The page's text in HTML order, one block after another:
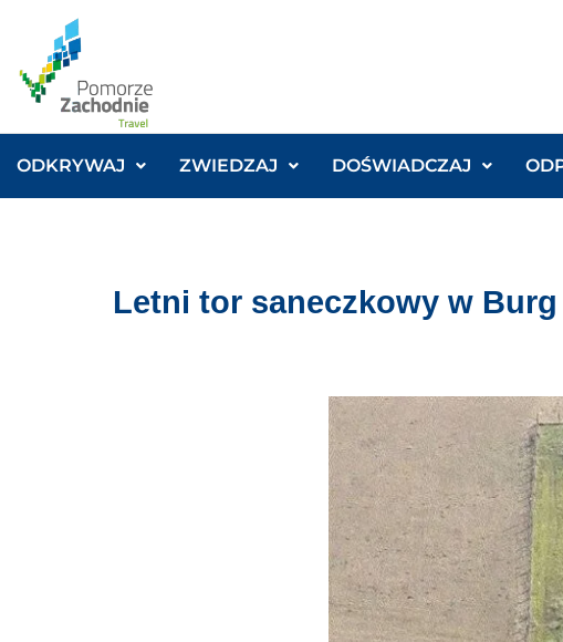
ODKRYWAJ ZWIEDZAJ DOŚWIADCZAJ
Letni tor saneczkowy w Burg